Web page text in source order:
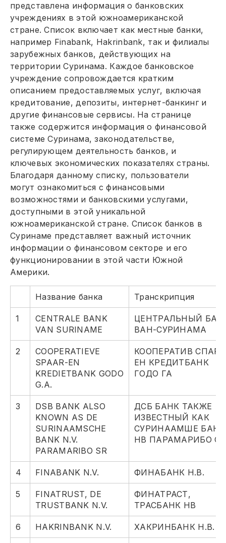
представлена информация о банковских
учреждениях в этой южноамериканской
стране. Список включает как местные банки,
например Finabank, Hakrinbank, так и филиалы
зарубежных банков, действующих на
территории Суринама. Каждое банковское
учреждение сопровождается кратким
описанием предоставляемых услуг, включая
кредитование, депозиты, интернет-банкинг и
другие финансовые сервисы. На странице
также содержится информация о финансовой
системе Суринама, законодательстве,
регулирующем деятельность банков, и
ключевых экономических показателях страны.
Благодаря данному списку, пользователи
могут ознакомиться с финансовыми
возможностями и банковскими услугами,
доступными в этой уникальной
южноамериканской стране. Список банков в
Суринаме представляет важный источник
информации о финансовом секторе и его
функционировании в этой части Южной
Америки.
Название банка Транскрипция
1
CENTRALE BANK
VAN SURINAME
ЦЕНТРАЛЬНЫЙ
ВАН-СУРИНАМА
2
COOPERATIEVE
SPAAR-EN
KREDIETBANK GODO
G.A.
КООПЕРАТИВ СПАР-
ЕН КРЕДИТБАНК
ГОДО ГА
3
DSB BANK ALSO
KNOWN AS DE
SURINAAMSCHE
BANK N.V.
PARAMARIBO SR
ДСБ БАНК ТАКЖЕ
ИЗВЕСТНЫЙ КАК
СУРИНААМШЕ БАНК
НВ ПАРАМАРИБО СР
4 FINABANK N.V. ФИНАБАНК Н.В.
5
FINATRUST, DE
TRUSTBANK N.V.
ФИНАТРАСТ,
ТРАСБАНК НВ
6 HAKRINBANK N.V. ХАКРИНБАНК Н.В.